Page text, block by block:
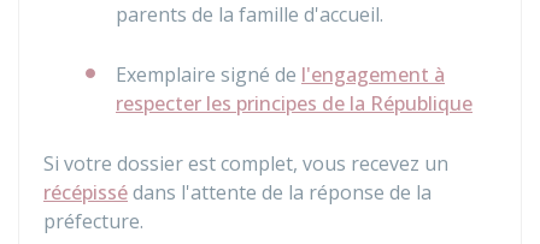
parents de la famille d'accueil.
Exemplaire signé de l'engagement à
respecter les principes de la République
Si votre dossier est complet, vous recevez un
récépissédans l'attente de la réponse de la
préfecture.